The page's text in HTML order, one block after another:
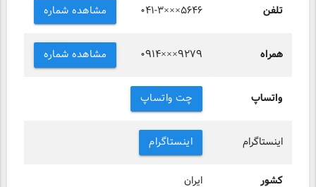
تلفن ۰۴۱-۳×××۵۶۴۶ مشاهده شماره
همراه ۰۹۱۴×××۹۲۷۹ مشاهده شماره
واتساپ چت واتساپ
اینستاگرام اینستاگرام
کشور ایران